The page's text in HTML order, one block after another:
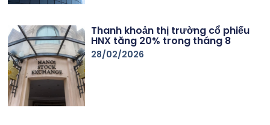
Thanh khoản thị trường cổ phiếu
HNX tăng 20% trong tháng 8
28/02/2026